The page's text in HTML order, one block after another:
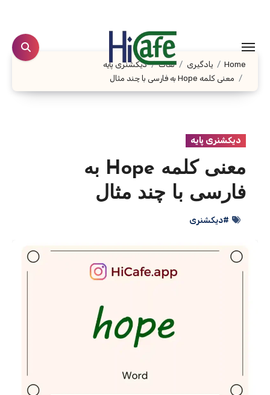
content
Home یادگیری لغات
دیکشنری پایه
معنی کلمه Hope به فارسی با چند مثال
دیکشنری پایه
معنی کلمه Hope به
فارسی با چند مثال
#دیکشنری